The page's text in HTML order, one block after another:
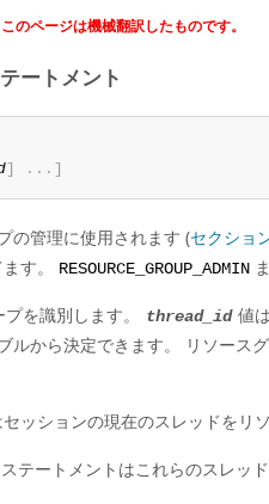
このページは機械翻訳したものです。
ートメント
] . . . ]
の管理に使用されます (セクショ
す。
RESOURCE_GROUP_ADMIN
を識別します。 thread_id 値
ルから決定できます。 リソース
ッションの現在のスレッドをリ
テートメントはこれらのスレッ